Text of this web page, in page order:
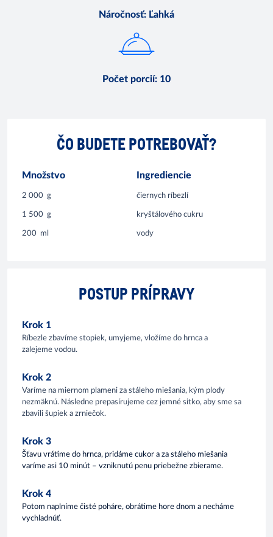
Náročnosť: Ľahká
Počet porcií: 10
ČO BUDETE POTREBOVAŤ?
Množstvo Ingrediencie
2 000 g čiernych ríbezlí
1 500 g kryštálového cukru
200 ml vody
POSTUP PRÍPRAVY
Krok 1
Ríbezle zbavíme stopiek, umyjeme, vložíme do hrnca a
zalejeme vodou.
Krok 2
Varíme na miernom plameni za stáleho miešania, kým plody
nezmäknú. Následne prepasírujeme cez jemné sitko, aby sme sa
zbavili šupiek a zrniečok.
Krok 3
Šťavu vrátime do hrnca, pridáme cukor a za stáleho miešania
varíme asi 10 minút – vzniknutú penu priebežne zbierame.
Krok 4
Potom naplníme čisté poháre, obrátime hore dnom a necháme
vychladnúť.